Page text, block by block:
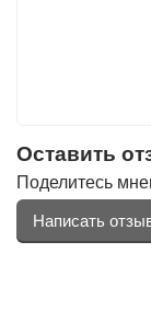
Оставить
Поделитесь
Написать